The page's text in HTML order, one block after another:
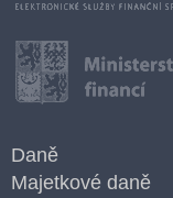
Daně
Majetkové daně